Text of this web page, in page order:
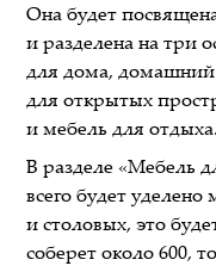
Она будет
и разделена на три
для дома, домашний
для открытых
и мебель для отдыха.
В разделе «Мебель
всего будет
и столовых, это
соберет около 600,